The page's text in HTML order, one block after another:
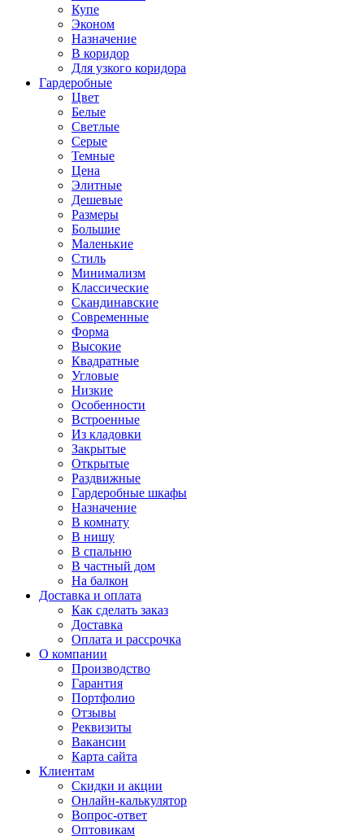
Купе
Эконом
Назначение
В коридор
Для узкого коридора
Гардеробные
Цвет
Белые
Светлые
Серые
Темные
Цена
Элитные
Дешевые
Размеры
Большие
Маленькие
Стиль
Минимализм
Классические
Скандинавские
Современные
Форма
Высокие
Квадратные
Угловые
Низкие
Особенности
Встроенные
Из кладовки
Закрытые
Открытые
Раздвижные
Гардеробные шкафы
Назначение
В комнату
В нишу
В спальню
В частный дом
На балкон
Доставка и оплата
Как сделать заказ
Доставка
Оплата и рассрочка
О компании
Производство
Гарантия
Портфолио
Отзывы
Реквизиты
Вакансии
Карта сайта
Клиентам
Скидки и акции
Онлайн-калькулятор
Вопрос-ответ
Оптовикам